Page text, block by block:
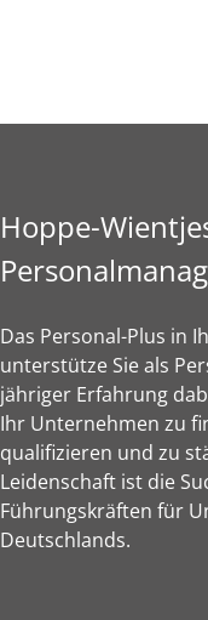
Hoppe-
Das Personal-Plus in
unterstütze Sie als
jähriger Erfahrung
Ihr Unternehmen zu
qualifizieren und zu
Leidenschaft ist die
Führungskräften für
Deutschlands.